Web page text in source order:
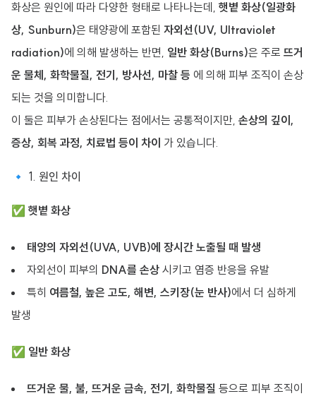
화상은 원인에 따라 다양한 형태로 나타나는데, 햇볕 화상(일광화
상, Sunburn)은 태양광에 포함된 자외선(UV, Ultraviolet
radiation)에 의해 발생하는 반면, 일반 화상(Burns)은 주로 뜨거
운 물체, 화학물질, 전기, 방사선, 마찰 등 에 의해 피부 조직이 손상
되는 것을 의미합니다.
이 둘은 피부가 손상된다는 점에서는 공통적이지만, 손상의 깊이,
증상, 회복 과정, 치료법 등이 차이 가 있습니다.
🔹 1. 원인 차이
✅ 햇볕 화상
태양의 자외선(UVA, UVB)에 장시간 노출될 때 발생
자외선이 피부의 DNA를 손상 시키고 염증 반응을 유발
특히 여름철, 높은 고도, 해변, 스키장(눈 반사)에서 더 심하게
발생
✅ 일반 화상
뜨거운 물, 불, 뜨거운 금속, 전기, 화학물질 등으로 피부 조직이